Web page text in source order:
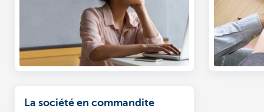
du jour
La société en commandite